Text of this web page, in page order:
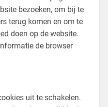
bezoeken, om bij te
terug komen en om te
doen op de website.
de browser
uit te schakelen.